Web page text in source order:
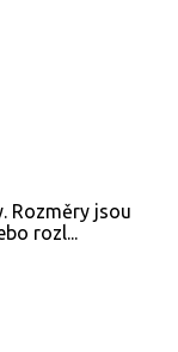
Rozměry jsou
rozl...